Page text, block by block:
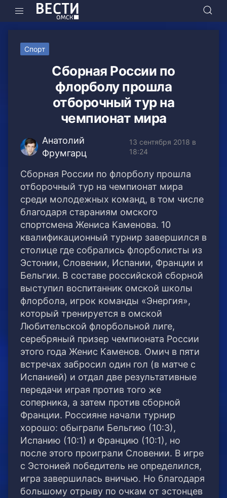
Спорт
Сборная России по
флорболу прошла
отборочный тур на
чемпионат мира
Анатолий
Фрумгарц
13 сентября 2018 в
18:24
Сборная России по флорболу прошла
отборочный тур на чемпионат мира
среди молодежных команд, в том числе
благодаря стараниям омского
спортсмена Жениса Каменова. 10
квалификационный турнир завершился в
столице где собрались флорболисты из
Эстонии, Словении, Испании, Франции и
Бельгии. В составе российской сборной
выступил воспитанник омской школы
флорбола, игрок команды «Энергия»,
который тренируется в омской
Любительской флорбольной лиге,
серебряный призер чемпионата России
этого года Женис Каменов. Омич в пяти
встречах забросил один гол (в матче с
Испанией) и отдал две результативные
передачи играя против того же
соперника, а затем против сборной
Франции. Россияне начали турнир
хорошо: обыграли Бельгию (10:3),
Испанию (10:1) и Францию (10:1), но
после этого проиграли Словении. В игре
с Эстонией победитель не определился,
игра завершилась вничью. Но благодаря
большому отрыву по очкам от эстонцев